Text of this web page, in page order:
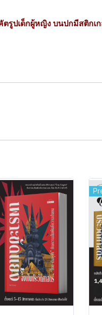
รูปเด็กผู้หญิง บนปกมีสติกเ